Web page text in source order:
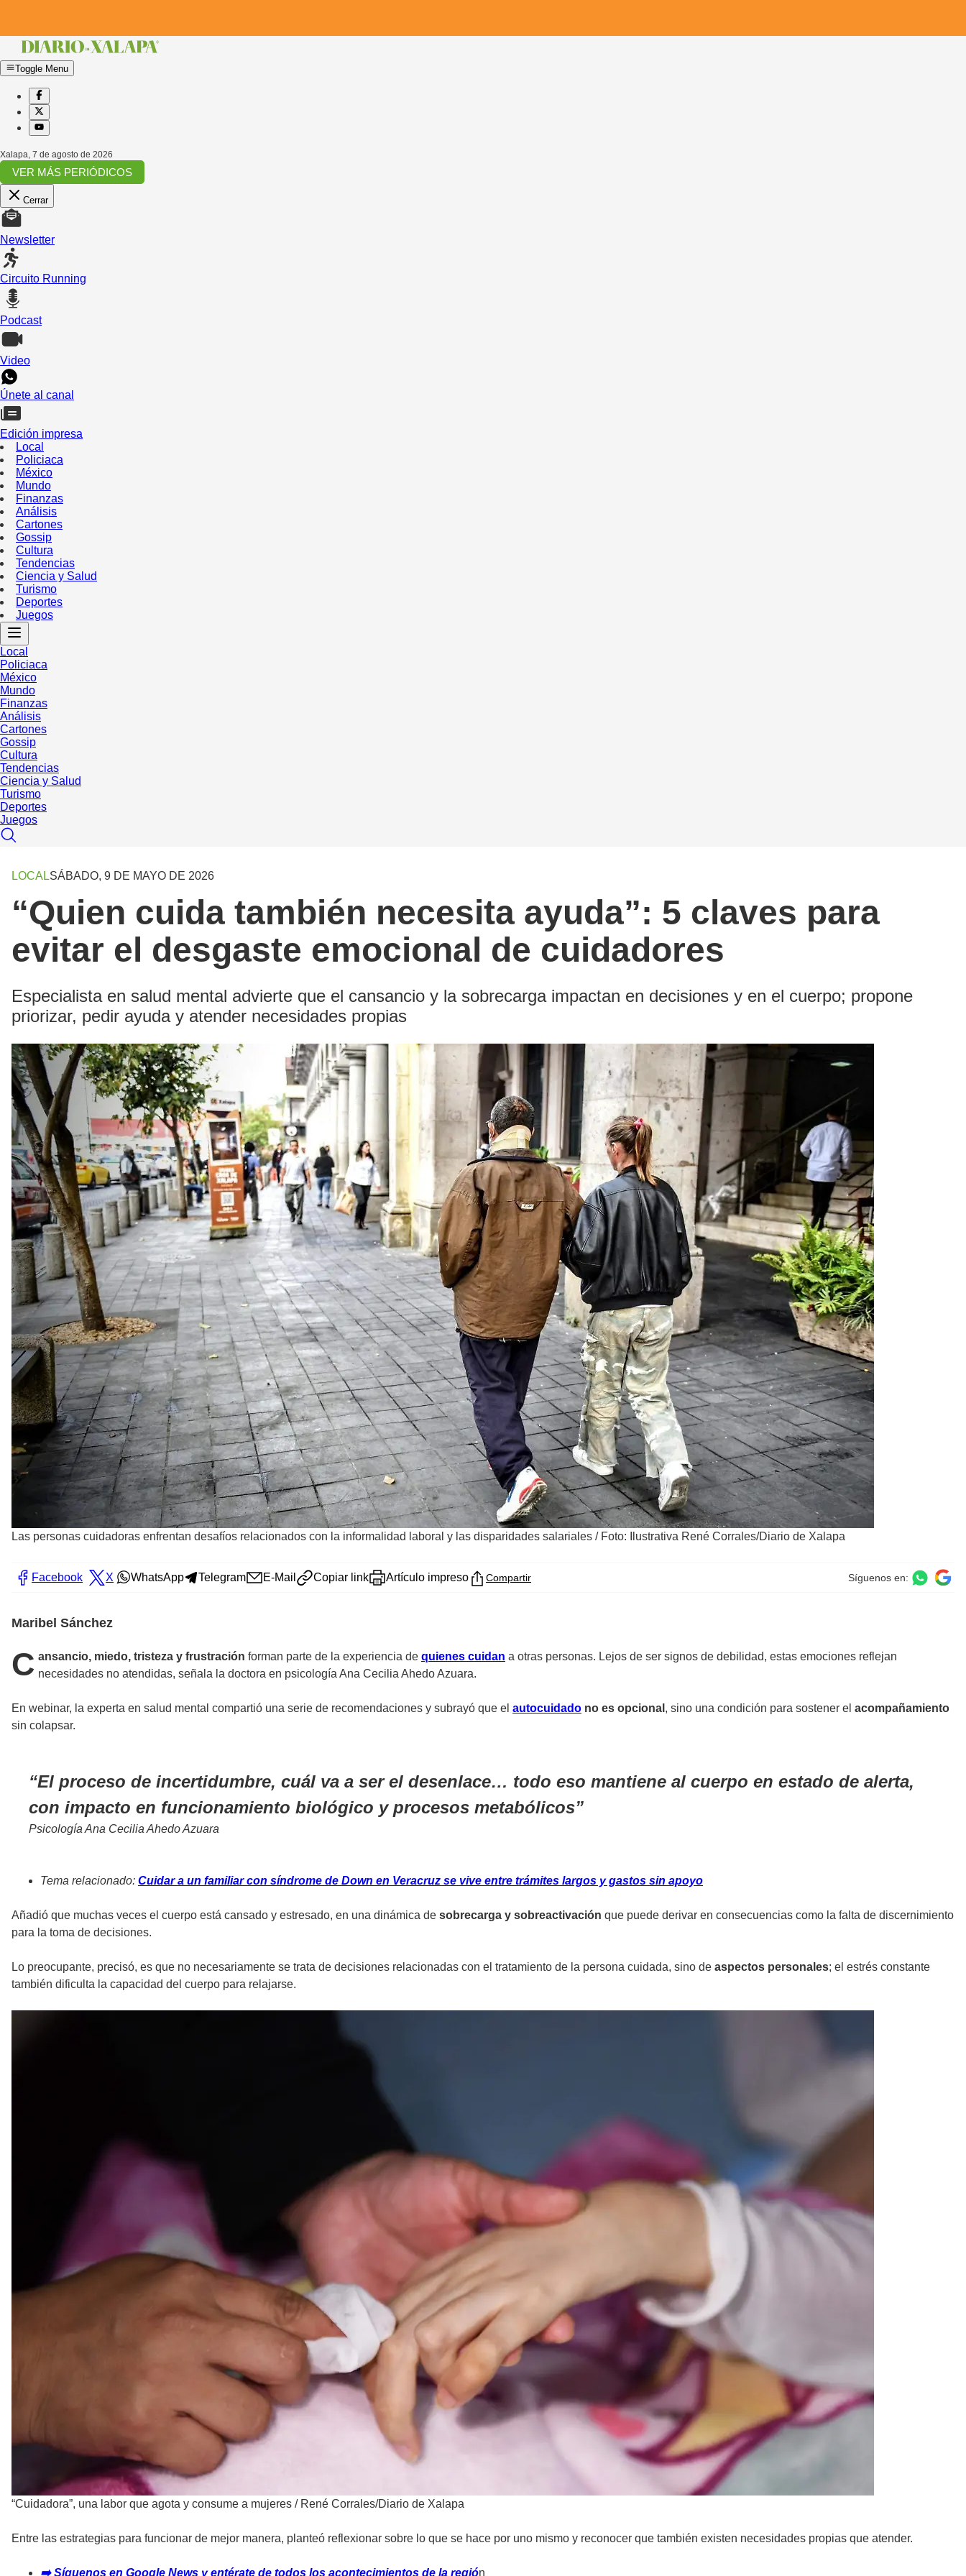
Toggle Menu
Xalapa, 7 de agosto de 2026
VER MÁS PERIÓDICOS
Cerrar
Newsletter
Circuito Running
Podcast
Video
Únete al canal
Edición impresa
Local
Policiaca
México
Mundo
Finanzas
Análisis
Cartones
Gossip
Cultura
Tendencias
Ciencia y Salud
Turismo
Deportes
Juegos
Local
Policiaca
México
Mundo
Finanzas
Análisis
Cartones
Gossip
Cultura
Tendencias
Ciencia y Salud
Turismo
Deportes
Juegos
LOCALSÁBADO, 9 DE MAYO DE 2026
“Quien cuida también necesita ayuda”: 5 claves para
evitar el desgaste emocional de cuidadores
Especialista en salud mental advierte que el cansancio y la sobrecarga impactan en decisiones y en el cuerpo; propone
priorizar, pedir ayuda y atender necesidades propias
Las personas cuidadoras enfrentan desafíos relacionados con la informalidad laboral y las disparidades salariales / Foto: Ilustrativa René Corrales/Diario de Xalapa
Facebook X WhatsApp Telegram E-Mail Copiar link Artículo impreso Compartir Síguenos en:
Maribel Sánchez
C ansancio, miedo, tristeza y frustración forman parte de la experiencia de quienes cuidan a otras personas. Lejos de ser signos de debilidad, estas emociones reflejan
necesidades no atendidas, señala la doctora en psicología Ana Cecilia Ahedo Azuara.
En webinar, la experta en salud mental compartió una serie de recomendaciones y subrayó que el autocuidado no es opcional , sino una condición para sostener el acompañamiento
sin colapsar.
El proceso de incertidumbre, cuál va a ser el desenlace… todo eso mantiene al cuerpo en estado de alerta,
con impacto en funcionamiento biológico y procesos metabólicos
Psicología Ana Cecilia Ahedo Azuara
Tema relacionado: Cuidar a un familiar con síndrome de Down en Veracruz se vive entre trámites largos y gastos sin apoyo
Añadió que muchas veces el cuerpo está cansado y estresado, en una dinámica de sobrecarga y sobreactivación que puede derivar en consecuencias como la falta de discernimiento
para la toma de decisiones.
Lo preocupante, precisó, es que no necesariamente se trata de decisiones relacionadas con el tratamiento de la persona cuidada, sino de aspectos personales; el estrés constante
también dificulta la capacidad del cuerpo para relajarse.
“Cuidadora”, una labor que agota y consume a mujeres / René Corrales/Diario de Xalapa
Entre las estrategias para funcionar de mejor manera, planteó reflexionar sobre lo que se hace por uno mismo y reconocer que también existen necesidades propias que atender.
➡️ Síguenos en Google News y entérate de todos los acontecimientos de la región